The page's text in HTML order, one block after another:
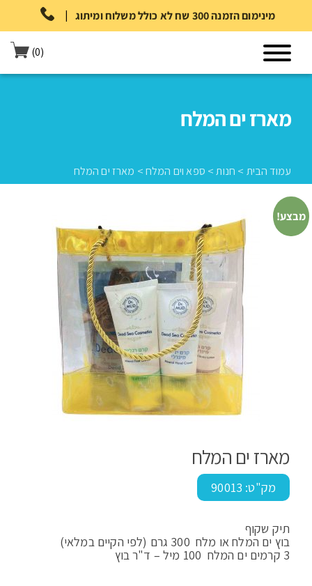
| מינימום הזמנה 300 שח לא כולל משלוח ומיתוג
(0)
מארז ים המלח
עמוד הבית > חנות> ספא וים המלח> מארז ים המלח
עמוד הבית חנות>ספא וים המלח מארז ים המלח
מבצע!
מארז ים המלח
מק"ט: 90013
תיק שקוף
בוץ ים המלח או מלח 300 גרם (לפי הקיים במלאי)
3 קרמים ים המלח 100 מיל – ד"ר בוץ